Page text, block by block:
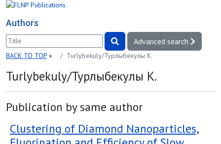
Authors
Advanced search
BACK TO TOP » Turlybekuly/Турлыбекулы K.
Turlybekuly/Турлыбекулы K.
Publication by same author
Clustering of Diamond Nanoparticles,